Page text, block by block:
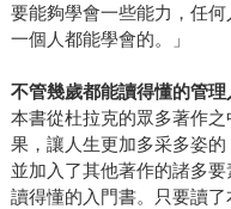
要能夠學會一些能力，任
一個人都能學會的。」
不管幾歲都能讀得懂的管理
本書從杜拉克的眾多著作
果，讓人生更加多采多姿
並加入了其他著作的諸多
讀得懂的入門書。只要讀